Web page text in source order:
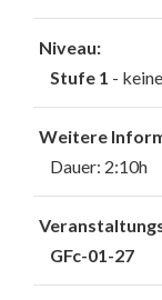
Niveau:
Stufe 1 -
Weitere
Dauer: 2:10h
GFc-01-27